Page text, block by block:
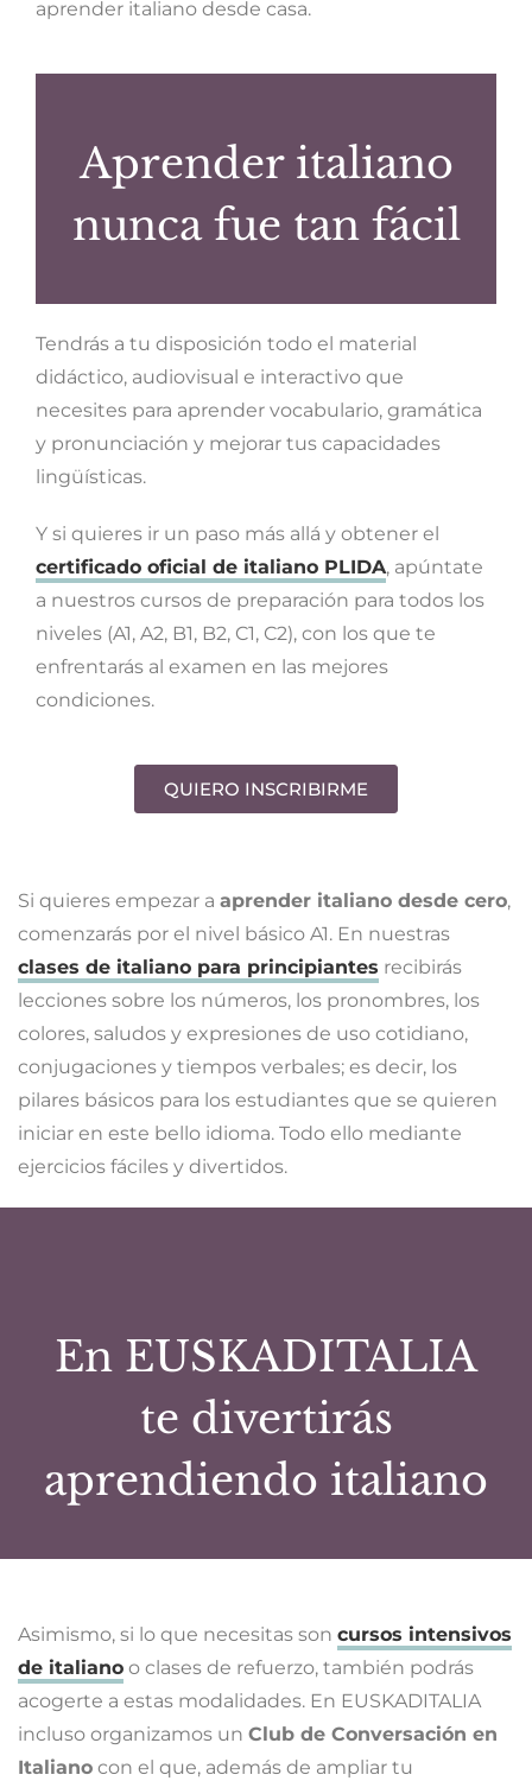
aprender italiano desde casa.
Aprender italiano
nunca fue tan fácil
Tendrás a tu disposición todo el material
didáctico, audiovisual e interactivo que
necesites para aprender vocabulario, gramática
y pronunciación y mejorar tus capacidades
lingüísticas.
Y si quieres ir un paso más allá y obtener el
certificado oficial de italiano PLIDA, apúntate
a nuestros cursos de preparación para todos los
niveles (A1, A2, B1, B2, C1, C2), con los que te
enfrentarás al examen en las mejores
condiciones.
QUIERO INSCRIBIRME
Si quieres empezar a aprender italiano desde cero,
comenzarás por el nivel básico A1. En nuestras
clases de italiano para principiantes recibirás
lecciones sobre los números, los pronombres, los
colores, saludos y expresiones de uso cotidiano,
conjugaciones y tiempos verbales; es decir, los
pilares básicos para los estudiantes que se quieren
iniciar en este bello idioma. Todo ello mediante
ejercicios fáciles y divertidos.
En EUSKADITALIA
te divertirás
aprendiendo italiano
Asimismo, si lo que necesitas son cursos intensivos
de italiano o clases de refuerzo, también podrás
acogerte a estas modalidades. En EUSKADITALIA
incluso organizamos un Club de Conversación en
Italiano con el que, además de ampliar tu